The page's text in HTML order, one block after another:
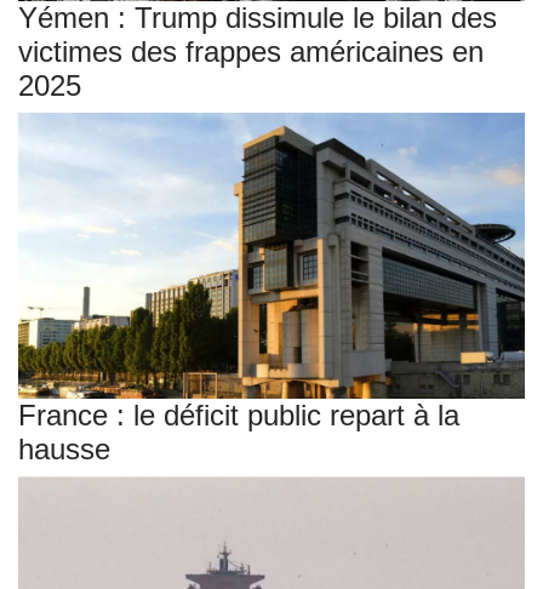
Yémen : Trump dissimule le bilan des
victimes des frappes américaines en
2025
France : le déficit public repart à la
hausse